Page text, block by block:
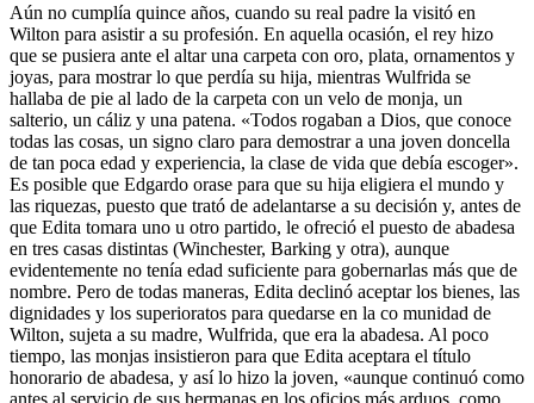
Aún no cumplía quince años, cuando su real padre la visitó en
Wilton para asistir a su profesión. En aquella ocasión, el rey hizo
que se pusiera ante el altar una carpeta con oro, plata, ornamentos y
joyas, para mostrar lo que perdía su hija, mientras Wulfrida se
hallaba de pie al lado de la carpeta con un velo de monja, un
salterio, un cáliz y una patena. «Todos rogaban a Dios, que conoce
todas las cosas, un signo claro para demostrar a una joven doncella
de tan poca edad y experiencia, la clase de vida que debía escoger».
Es posible que Edgardo orase para que su hija eligiera el mundo y
las riquezas, puesto que trató de adelantarse a su decisión y, antes de
que Edita tomara uno u otro partido, le ofreció el puesto de abadesa
en tres casas distintas (Winchester, Barking y otra), aunque
evidentemente no tenía edad suficiente para gobernarlas más que de
nombre. Pero de todas maneras, Edita declinó aceptar los bienes, las
dignidades y los superioratos para quedarse en la co munidad de
Wilton, sujeta a su madre, Wulfrida, que era la abadesa. Al poco
tiempo, las monjas insistieron para que Edita aceptara el título
honorario de abadesa, y así lo hizo la joven, «aunque continuó como
antes al servicio de sus hermanas en los oficios más arduos, como